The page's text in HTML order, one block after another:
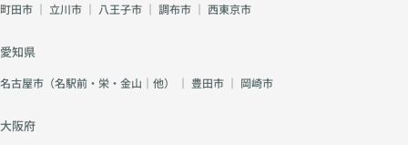
町田市 ｜ 立川市 ｜ 八王子市 ｜ 調布市 ｜ 西東京市
愛知県
名古屋市（名駅前・栄・金山｜他） ｜ 豊田市 ｜ 岡崎市
大阪府